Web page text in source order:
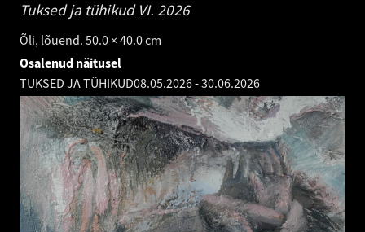
Tuksed ja tühikud VI. 2026
Õli, lõuend. 50.0 × 40.0 cm
Osalenud näitusel
TUKSED JA TÜHIKUD08.05.2026-30.06.2026